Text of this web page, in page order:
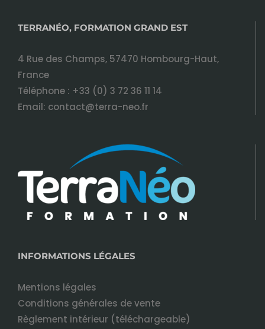
TERRANÉO, FORMATION GRAND EST
4 Rue des Champs, 57470 Hombourg-Haut,
France
Téléphone : +33 (0) 3 72 36 11 14
Email: contact@terra-neo.fr
INFORMATIONS LÉGALES
Mentions légales
Conditions générales de vente
Règlement intérieur (téléchargeable)